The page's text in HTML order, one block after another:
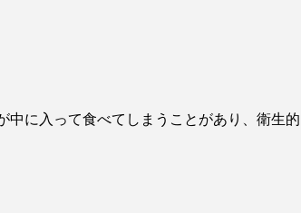
中に入って食べてしまうことがあり、衛生的